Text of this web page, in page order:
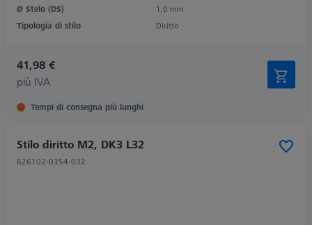
Ø Stelo (DS)
1,0 mm
Tipologia di stilo
Diritto
41,98 €
più IVA
Tempi di consegna più lunghi
Stilo diritto M2, DK3 L32
626102-0354-032